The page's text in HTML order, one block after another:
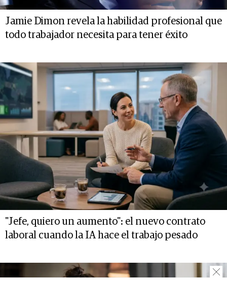
Jamie Dimon revela la habilidad profesional que
todo trabajador necesita para tener éxito
"Jefe, quiero un aumento": el nuevo contrato
laboral cuando la IA hace el trabajo pesado